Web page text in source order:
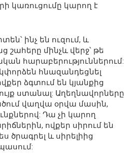
կառուցումը կարող է
ինչ են ուզում, և
մինչև վերջ՝ թե
հարաբերություններում:
հնազանդեցնել
ձգտում են կյանքից
ստանալ: Աղեղնավորները
վաղվա օրվա մասին,
Դա չի կարող
ովքեր սիրում են
և սիրելիից